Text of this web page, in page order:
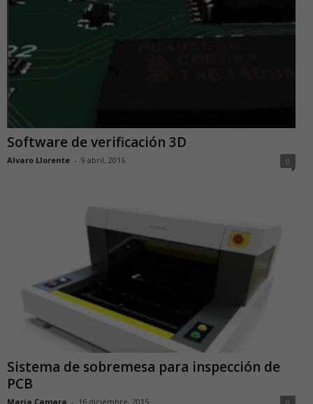
Software de verificación 3D
Alvaro Llorente - 9 abril, 2016 0
Sistema de sobremesa para inspección de
PCB
Maria Camara - 16 diciembre, 2015